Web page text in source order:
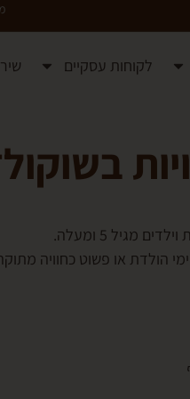
לקוחות עסקיים
מגיל 5 ומעלה.
הולדת או פשוט כחוויה